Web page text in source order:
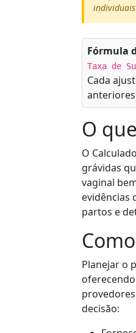
Fórmula
Taxa de
Cada
O
O
grávidas
vaginal
evidências
partos e
Planejar o
decisão: